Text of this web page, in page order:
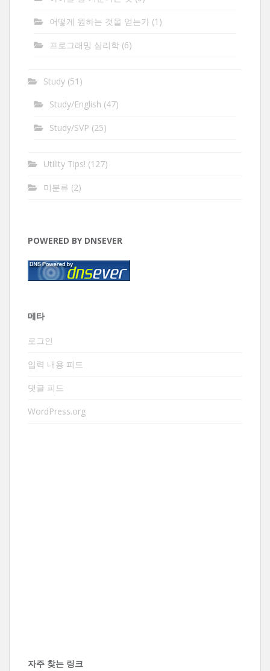
어떻게 원하는 것을 얻는가 (1)
프로그래밍 심리학 (6)
Study (51)
Study/English (47)
Study/SVP (25)
Utility Tips! (127)
미분류 (2)
POWERED BY DNSEVER
메타
로그인
입력 내용 피드
댓글 피드
WordPress.org
자주 찾는 링크